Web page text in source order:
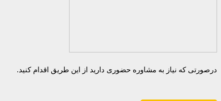
درصورتی که نیاز به مشاوره حضوری دارید از این طریق اقدام کنید.